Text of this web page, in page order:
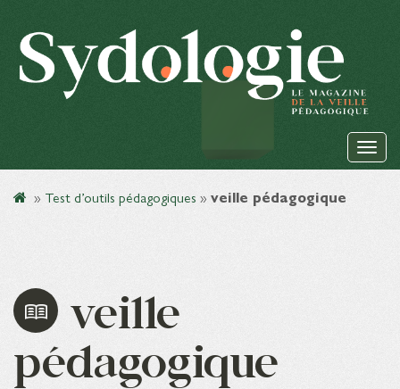
» Test d’outils pédagogiques » veille pédagogique
veille
pédagogique